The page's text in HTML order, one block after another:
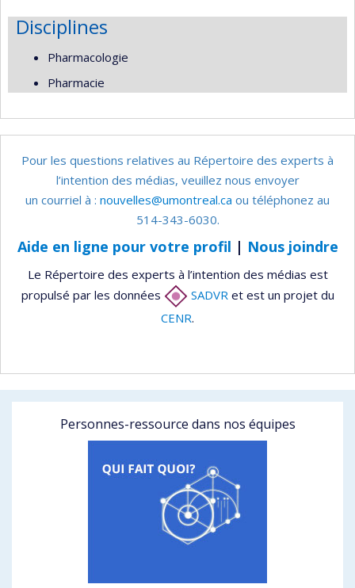
Disciplines
Pharmacologie
Pharmacie
Pour les questions relatives au Répertoire des experts à
l’intention des médias, veuillez nous envoyer
un courriel à : nouvelles@umontreal.ca ou téléphonez au
514-343-6030.
Aide en ligne pour votre profil | Nous joindre
Le Répertoire des experts à l’intention des médias est
propulsé par les données
SADVR et est un projet du
CENR.
Personnes-ressource dans nos équipes